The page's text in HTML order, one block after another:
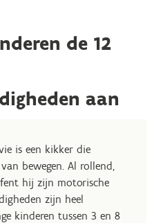
de 12
aan
is een kikker die
bewegen. Al rollend,
hij zijn motorische
zijn heel
kinderen tussen 3 en 8